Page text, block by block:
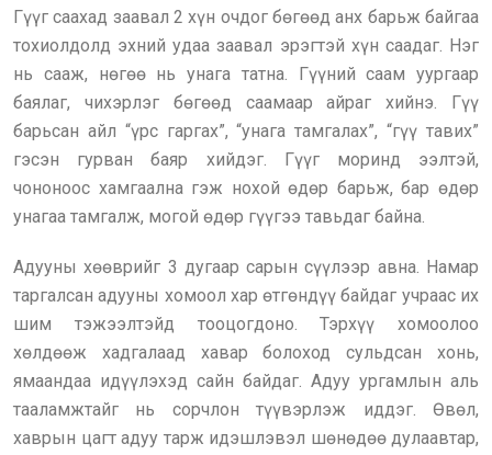
Гүүг саахад заавал 2 хүн очдог бөгөөд анх барьж байгаа
тохиолдолд эхний удаа заавал эрэгтэй хүн саадаг. Нэг
нь сааж, нөгөө нь унага татна. Гүүний саам уургаар
баялаг, чихэрлэг бөгөөд саамаар айраг хийнэ. Гүү
барьсан айл “үрс гаргах”, “унага тамгалах”, “гүү тавих”
гэсэн гурван баяр хийдэг. Гүүг моринд ээлтэй,
чононоос хамгаална гэж нохой өдөр барьж, бар өдөр
унагаа тамгалж, могой өдөр гүүгээ тавьдаг байна.
Адууны хөөврийг 3 дугаар сарын сүүлээр авна. Намар
таргалсан адууны хомоол хар өтгөндүү байдаг учраас их
шим тэжээлтэйд тооцогдоно. Тэрхүү хомоолоо
хөлдөөж хадгалаад хавар болоход сульдсан хонь,
ямаандаа идүүлэхэд сайн байдаг. Адуу ургамлын аль
тааламжтайг нь сорчлон түүвэрлэж иддэг. Өвөл,
хаврын цагт адуу тарж идэшлэвэл шөнөдөө дулаавтар,